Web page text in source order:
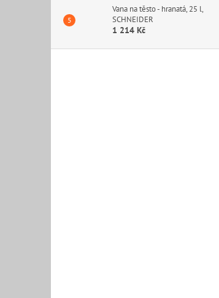
Vana na těsto - hranatá, 25 l,
SCHNEIDER
1 214 Kč